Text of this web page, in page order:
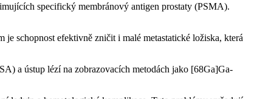
specifický membránový antigen prostaty (PSMA).
schopnost efektivně zničit i malé metastatické ložiska, která
a ústup lézí na zobrazovacích metodách jako [68Ga]Ga-